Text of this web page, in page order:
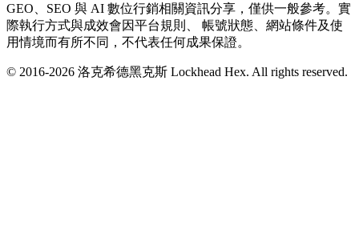
GEO、SEO 與 AI 數位行銷相關資訊分享，僅供一般參考。實
際執行方式與成效會因平台規則、 帳號狀態、網站條件及使
用情境而有所不同，不代表任何成果保證。
© 2016-2026 洛克希德黑克斯 Lockhead Hex. All rights reserved.